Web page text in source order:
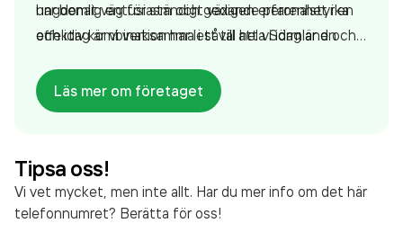
ungdomlig entusiasm och gedigen erfarenhet i en
effektiv kombination har lett till att vi idag är en
helhetslösningar som även arbetar gentemot
företag.
har benat väg för ständigt växande peronalstyrka
och idag är vi verksamma i såväl hela Sörmland och
Läs mer om företaget
Tipsa oss!
Vi vet mycket, men inte allt. Har du mer info om det här
telefonnumret? Berätta för oss!